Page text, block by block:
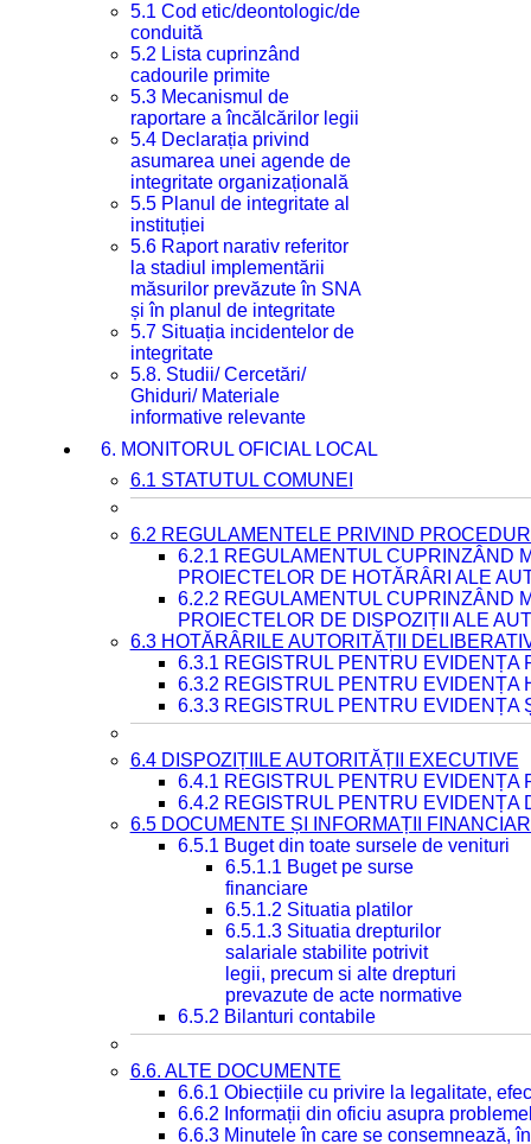
5.1 Cod etic/deontologic/de
conduită
5.2 Lista cuprinzând
cadourile primite
5.3 Mecanismul de
raportare a încălcărilor legii
5.4 Declarația privind
asumarea unei agende de
integritate organizațională
5.5 Planul de integritate al
instituției
5.6 Raport narativ referitor
la stadiul implementării
măsurilor prevăzute în SNA
și în planul de integritate
5.7 Situația incidentelor de
integritate
5.8. Studii/ Cercetări/
Ghiduri/ Materiale
informative relevante
6. MONITORUL OFICIAL LOCAL
6.1 STATUTUL COMUNEI
6.2 REGULAMENTELE PRIVIND
6.2.1 REGULAMENTUL CUPRINZÂND
PROIECTELOR DE HOTĂRÂRI ALE
6.2.2 REGULAMENTUL CUPRINZÂND
PROIECTELOR DE DISPOZIȚII ALE
6.3 HOTĂRÂRILE AUTORITĂȚII
6.3.1 REGISTRUL PENTRU EVIDENȚA
6.3.2 REGISTRUL PENTRU EVIDENȚA
6.3.3 REGISTRUL PENTRU EVIDENȚA
6.4 DISPOZIȚIILE AUTORITĂȚII EXECUTIVE
6.4.1 REGISTRUL PENTRU EVIDENȚA
6.4.2 REGISTRUL PENTRU EVIDENȚA
6.5 DOCUMENTE ȘI INFORMAȚII
6.5.1 Buget din toate sursele de venituri
6.5.1.1 Buget pe surse
financiare
6.5.1.2 Situatia platilor
6.5.1.3 Situatia drepturilor
salariale stabilite potrivit
legii, precum si alte drepturi
prevazute de acte normative
6.5.2 Bilanturi contabile
6.6. ALTE DOCUMENTE
6.6.1 Obiecțiile cu privire la legalitate,
6.6.2 Informații din oficiu asupra
6.6.3 Minutele în care se consemnează,